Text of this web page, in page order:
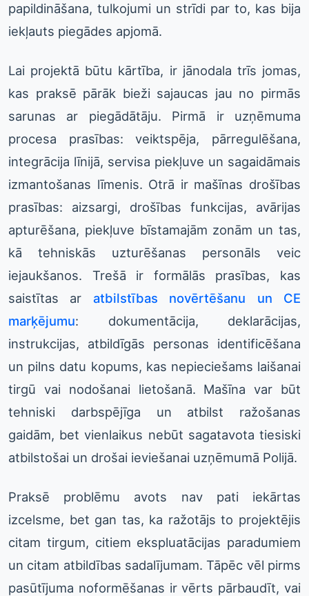
papildināšana, tulkojumi un strīdi par to, kas bija
iekļauts piegādes apjomā.
Lai projektā būtu kārtība, ir jānodala trīs jomas,
kas praksē pārāk bieži sajaucas jau no pirmās
sarunas ar piegādātāju. Pirmā ir uzņēmuma
procesa prasības: veiktspēja, pārregulēšana,
integrācija līnijā, servisa piekļuve un sagaidāmais
izmantošanas līmenis. Otrā ir mašīnas drošības
prasības: aizsargi, drošības funkcijas, avārijas
apturēšana, piekļuve bīstamajām zonām un tas,
kā tehniskās uzturēšanas personāls veic
iejaukšanos. Trešā ir formālās prasības, kas
saistītas ar atbilstības novērtēšanu un CE
marķējumu: dokumentācija, deklarācijas,
instrukcijas, atbildīgās personas identificēšana
un pilns datu kopums, kas nepieciešams laišanai
tirgū vai nodošanai lietošanā. Mašīna var būt
tehniski darbspējīga un atbilst ražošanas
gaidām, bet vienlaikus nebūt sagatavota tiesiski
atbilstošai un drošai ieviešanai uzņēmumā Polijā.
Praksē problēmu avots nav pati iekārtas
izcelsme, bet gan tas, ka ražotājs to projektējis
citam tirgum, citiem ekspluatācijas paradumiem
un citam atbildības sadalījumam. Tāpēc vēl pirms
pasūtījuma noformēšanas ir vērts pārbaudīt, vai